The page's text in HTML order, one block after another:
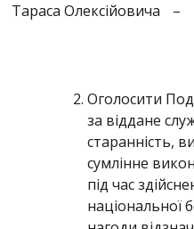
Тараса Олексійовича
–
Оголосити
за віддане
старанність,
сумлінне
під час
національної